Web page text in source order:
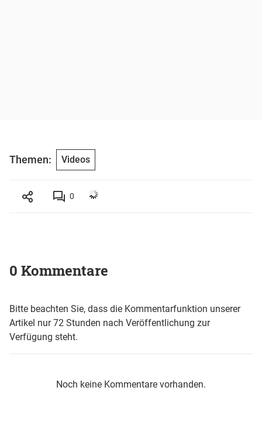
Themen: Videos
0
0 Kommentare
Bitte beachten Sie, dass die Kommentarfunktion unserer
Artikel nur 72 Stunden nach Veröffentlichung zur
Verfügung steht.
Noch keine Kommentare vorhanden.